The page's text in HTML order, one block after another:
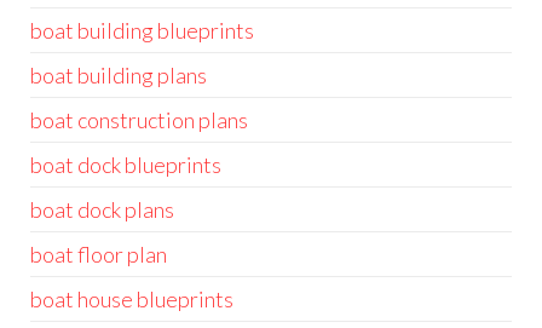
boat building blueprints
boat building plans
boat construction plans
boat dock blueprints
boat dock plans
boat floor plan
boat house blueprints